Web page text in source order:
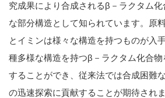
究成果により合成されるβ－ラクタム
な部分構造として知られています。原
とイミンは様々な構造を持つものが入
種多様な構造を持つβ－ラクタム化合
することができ、従来法では合成困難
の迅速探索に貢献することが期待され